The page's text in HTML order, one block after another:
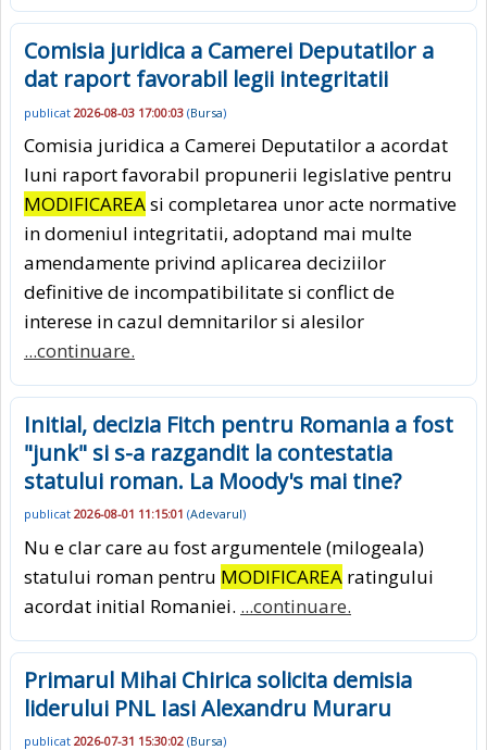
Comisia juridica a Camerei Deputatilor a
dat raport favorabil legii integritatii
publicat 2026-08-03 17:00:03 (Bursa)
Comisia juridica a Camerei Deputatilor a acordat
luni raport favorabil propunerii legislative pentru
MODIFICAREAsi completarea unor acte normative
in domeniul integritatii, adoptand mai multe
amendamente privind aplicarea deciziilor
definitive de incompatibilitate si conflict de
interese in cazul demnitarilor si alesilor
...continuare.
Initial, decizia Fitch pentru Romania a fost
"junk" si s-a razgandit la contestatia
statului roman. La Moody's mai tine?
publicat 2026-08-01 11:15:01 (Adevarul)
Nu e clar care au fost argumentele (milogeala)
statului roman pentru MODIFICAREA ratingului
acordat initial Romaniei. ...continuare.
Primarul Mihai Chirica solicita demisia
liderului PNL Iasi Alexandru Muraru
publicat 2026-07-31 15:30:02 (Bursa)